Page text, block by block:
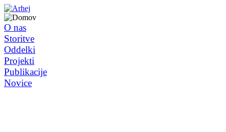
O nas
Storitve
Oddelki
Projekti
Publikacije
Novice